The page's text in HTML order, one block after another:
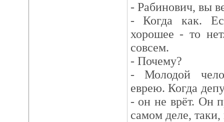
- Рабинович, вы
- Когда как.
хорошее - то
совсем.
- Почему?
- Молодой
еврею. Когда
- он не врёт. Он
самом деле,